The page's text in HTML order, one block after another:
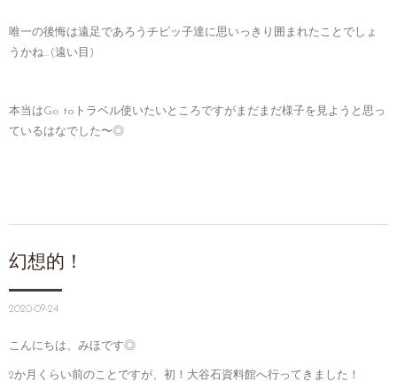
唯一の後悔は遠足であろうチビッ子達に思いっきり囲まれたことでしょ
うかね…(遠い目)
本当はGo toトラベル使いたいところですがまだまだ様子を見ようと思っ
ているはなでした〜◎
幻想的！
2020-09-24
こんにちは、みほです◎
2か月くらい前のことですが、初！大谷石資料館へ行ってきました！